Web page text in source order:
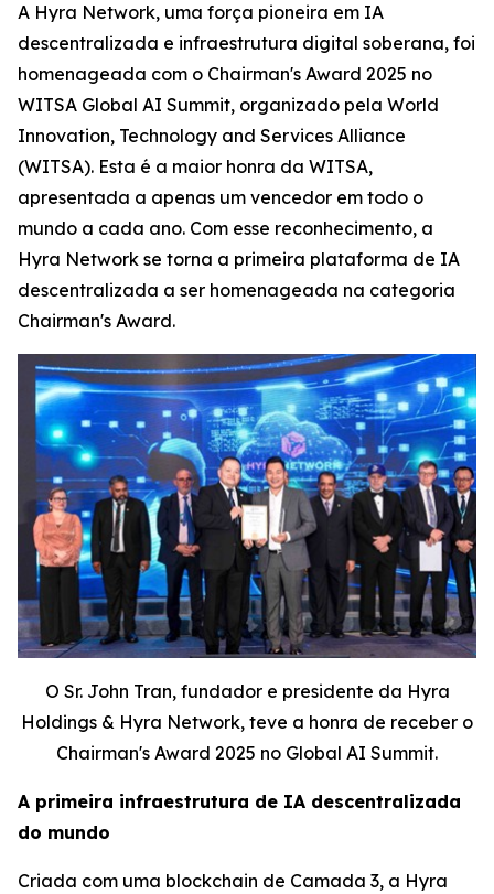
A Hyra Network, uma força pioneira em IA
descentralizada e infraestrutura digital soberana, foi
homenageada com o Chairman's Award 2025 no
WITSA Global AI Summit, organizado pela World
Innovation, Technology and Services Alliance
(WITSA). Esta é a maior honra da WITSA,
apresentada a apenas um vencedor em todo o
mundo a cada ano. Com esse reconhecimento, a
Hyra Network se torna a primeira plataforma de IA
descentralizada a ser homenageada na categoria
Chairman's Award.
O Sr. John Tran, fundador e presidente da Hyra
Holdings & Hyra Network, teve a honra de receber o
Chairman's Award 2025 no Global AI Summit.
A primeira infraestrutura de IA descentralizada
do mundo
Criada com uma blockchain de Camada 3, a Hyra